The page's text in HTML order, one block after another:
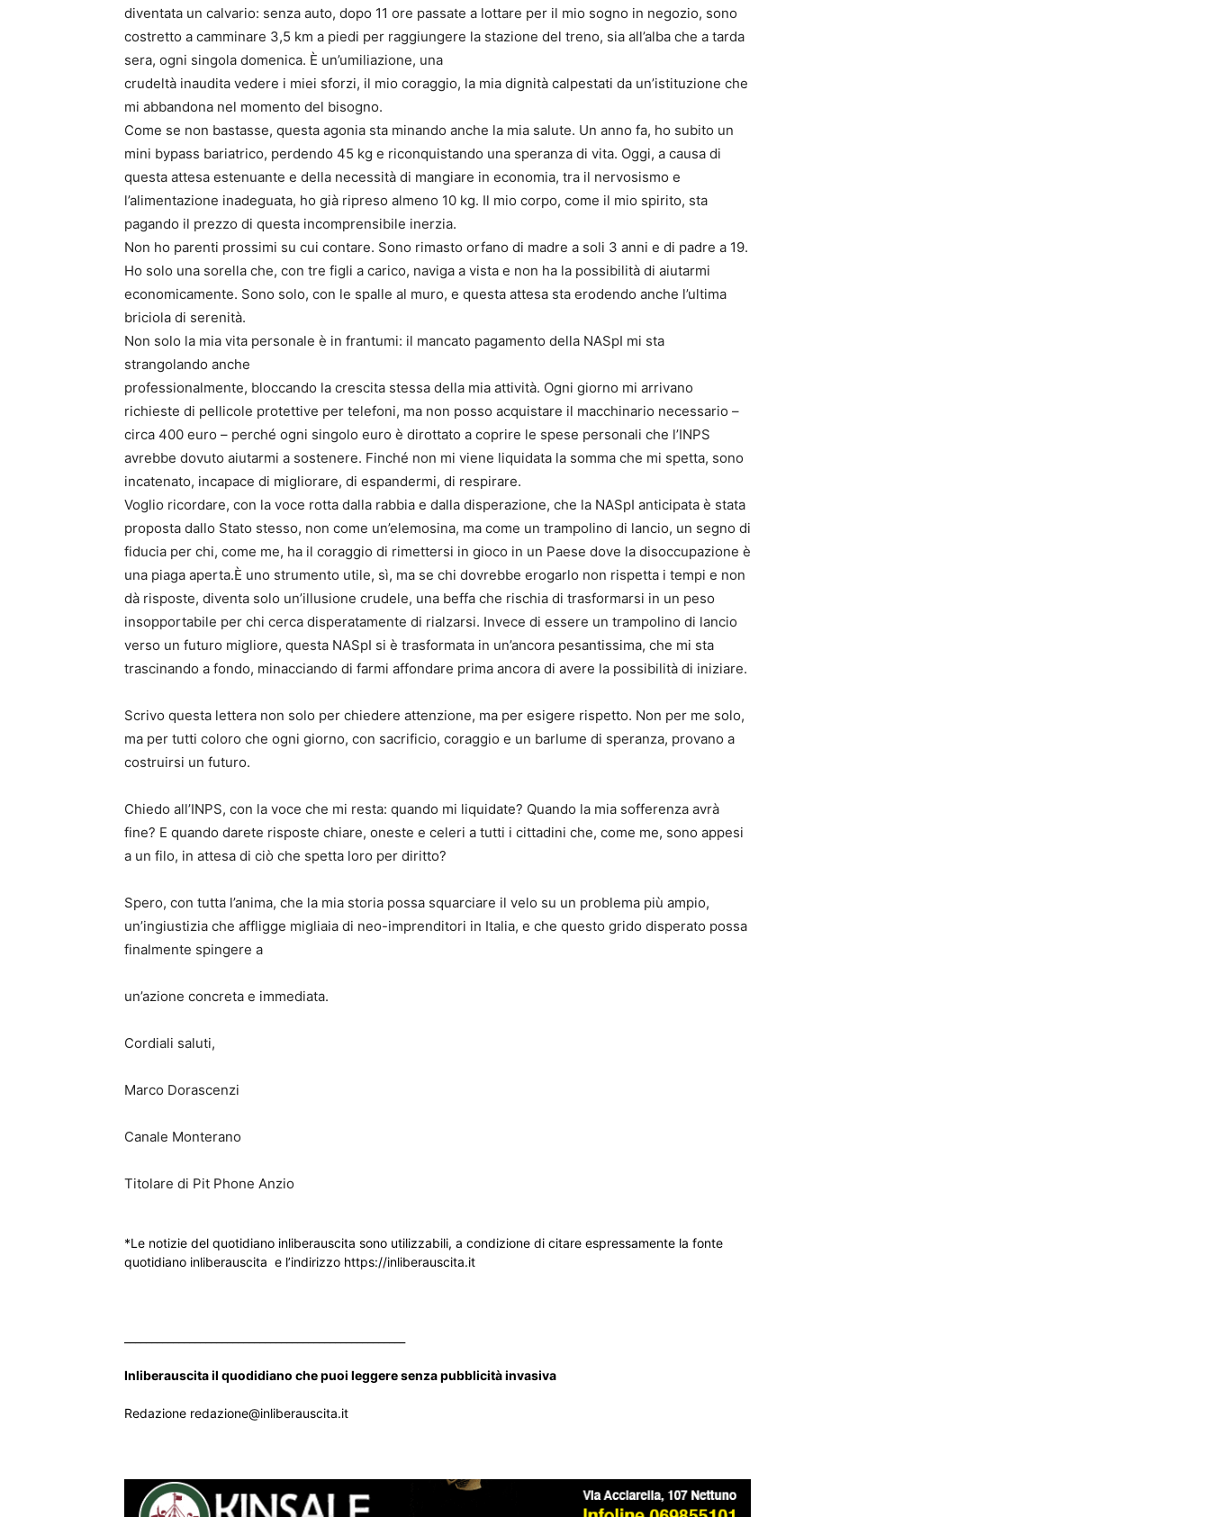
diventata un calvario: senza auto, dopo 11 ore passate a lottare per il mio sogno in negozio, sono
costretto a camminare 3,5 km a piedi per raggiungere la stazione del treno, sia all’alba che a tarda
sera, ogni singola domenica. È un’umiliazione, una
crudeltà inaudita vedere i miei sforzi, il mio coraggio, la mia dignità calpestati da un’istituzione che
mi abbandona nel momento del bisogno.
Come se non bastasse, questa agonia sta minando anche la mia salute. Un anno fa, ho subito un
mini bypass bariatrico, perdendo 45 kg e riconquistando una speranza di vita. Oggi, a causa di
questa attesa estenuante e della necessità di mangiare in economia, tra il nervosismo e
l’alimentazione inadeguata, ho già ripreso almeno 10 kg. Il mio corpo, come il mio spirito, sta
pagando il prezzo di questa incomprensibile inerzia.
Non ho parenti prossimi su cui contare. Sono rimasto orfano di madre a soli 3 anni e di padre a 19.
Ho solo una sorella che, con tre figli a carico, naviga a vista e non ha la possibilità di aiutarmi
economicamente. Sono solo, con le spalle al muro, e questa attesa sta erodendo anche l’ultima
briciola di serenità.
Non solo la mia vita personale è in frantumi: il mancato pagamento della NASpI mi sta
strangolando anche
professionalmente, bloccando la crescita stessa della mia attività. Ogni giorno mi arrivano
richieste di pellicole protettive per telefoni, ma non posso acquistare il macchinario necessario –
circa 400 euro – perché ogni singolo euro è dirottato a coprire le spese personali che l’INPS
avrebbe dovuto aiutarmi a sostenere. Finché non mi viene liquidata la somma che mi spetta, sono
incatenato, incapace di migliorare, di espandermi, di respirare.
Voglio ricordare, con la voce rotta dalla rabbia e dalla disperazione, che la NASpI anticipata è stata
proposta dallo Stato stesso, non come un’elemosina, ma come un trampolino di lancio, un segno di
fiducia per chi, come me, ha il coraggio di rimettersi in gioco in un Paese dove la disoccupazione è
una piaga aperta.È uno strumento utile, sì, ma se chi dovrebbe erogarlo non rispetta i tempi e non
dà risposte, diventa solo un’illusione crudele, una beffa che rischia di trasformarsi in un peso
insopportabile per chi cerca disperatamente di rialzarsi. Invece di essere un trampolino di lancio
verso un futuro migliore, questa NASpI si è trasformata in un’ancora pesantissima, che mi sta
trascinando a fondo, minacciando di farmi affondare prima ancora di avere la possibilità di iniziare.
Scrivo questa lettera non solo per chiedere attenzione, ma per esigere rispetto. Non per me solo,
ma per tutti coloro che ogni giorno, con sacrificio, coraggio e un barlume di speranza, provano a
costruirsi un futuro.
Chiedo all’INPS, con la voce che mi resta: quando mi liquidate? Quando la mia sofferenza avrà
fine? E quando darete risposte chiare, oneste e celeri a tutti i cittadini che, come me, sono appesi
a un filo, in attesa di ciò che spetta loro per diritto?
Spero, con tutta l’anima, che la mia storia possa squarciare il velo su un problema più ampio,
un’ingiustizia che affligge migliaia di neo-imprenditori in Italia, e che questo grido disperato possa
finalmente spingere a
un’azione concreta e immediata.
Cordiali saluti,
Marco Dorascenzi
Canale Monterano
Titolare di Pit Phone Anzio
*Le notizie del quotidiano inliberauscita sono utilizzabili, a condizione di citare espressamente la fonte
quotidiano inliberauscita e l’indirizzo https://inliberauscita.it
Inliberauscita il quodidiano che puoi leggere senza pubblicità invasiva
Redazione redazione@inliberauscita.it